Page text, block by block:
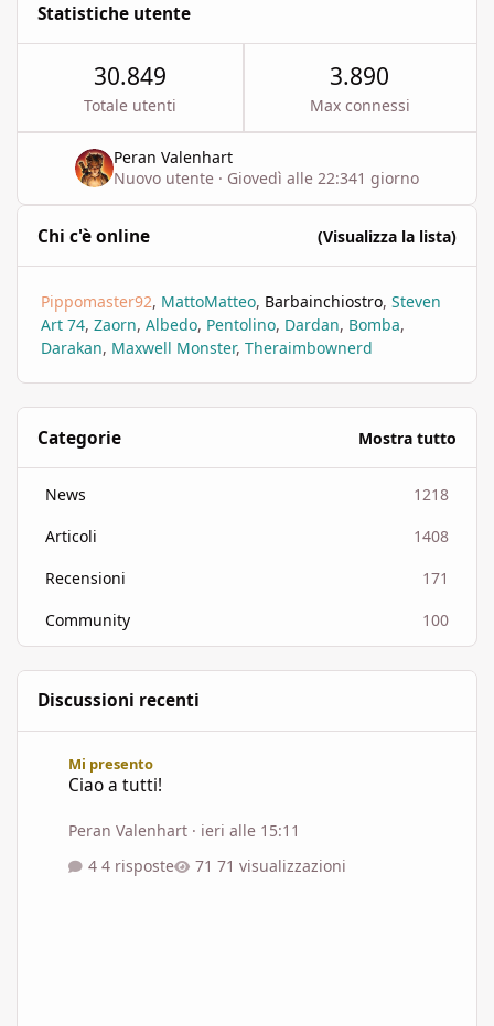
Statistiche utente
30.849
Totale utenti
3.890
Max connessi
Peran Valenhart
Nuovo utente · Giovedì alle 22:341 giorno
Chi c'è online (Visualizza la lista)
Pippomaster92 MattoMatteo Barbainchiostro Steven
Art 74 Zaorn Albedo Pentolino Dardan Bomba
Darakan Maxwell Monster Theraimbownerd
Categorie Mostra tutto
News
1218
Articoli
1408
Recensioni
171
Community
100
Discussioni recenti
Mi presento
Ciao a tutti!
Peran Valenhart · ieri alle 15:11
4 risposte
71 visualizzazioni